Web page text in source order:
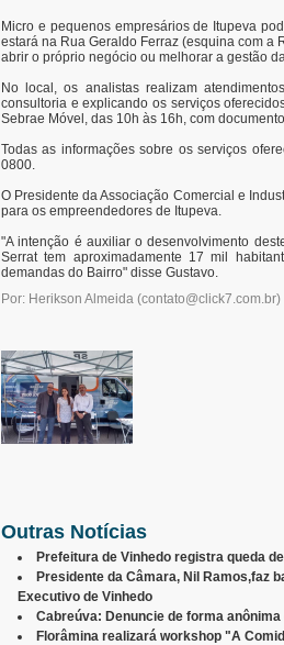
Micro e pequenos empresários de Itupeva
estará na Rua Geraldo Ferraz (esquina com a
abrir o próprio negócio ou melhorar a gestão
No local, os analistas realizam
consultoria e explicando os serviços
Sebrae Móvel, das 10h às 16h, com
Todas as informações sobre os serviços
0800.
O Presidente da Associação Comercial e
para os empreendedores de Itupeva.
"A intenção é auxiliar o desenvolvimento
Serrat tem aproximadamente 17 mil
demandas do Bairro" disse Gustavo.
Por: Herikson Almeida (contato@click7.com.br)
Outras Notícias
Prefeitura de Vinhedo registra queda
Presidente da Câmara, Nil Ramos,faz
Executivo de Vinhedo
Cabreúva: Denuncie de forma
Florâmina realizará workshop "A